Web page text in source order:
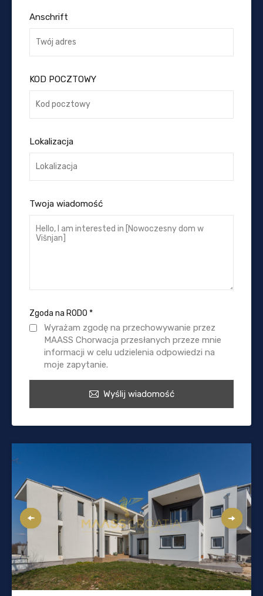
Anschrift
KOD POCZTOWY
Lokalizacja
Twoja wiadomość
Zgoda na RODO *
Wyrażam zgodę na przechowywanie przez
MAASS Chorwacja przesłanych przeze mnie
informacji w celu udzielenia odpowiedzi na
moje zapytanie.
Wyślij wiadomość